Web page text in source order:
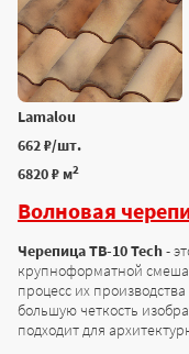
Lamalou
662 ₽/шт.
6820 ₽ м2
Волновая
Черепица TB-10 Tech-
крупноформатной
процесс их
большую четкость
подходит для